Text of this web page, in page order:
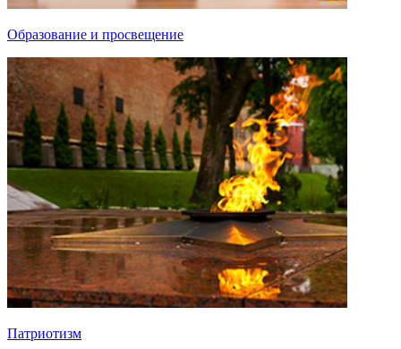
Образование и просвещение
Патриотизм